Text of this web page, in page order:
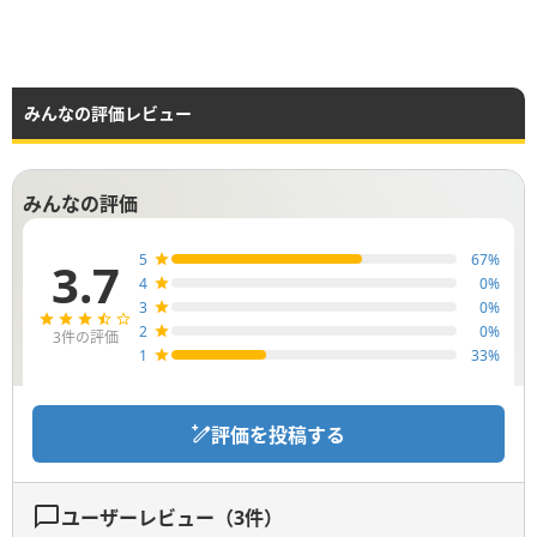
みんなの評価レビュー
みんなの評価
3.7
3件の評価
5 67%
4
0%
3
0%
2
0%
1
33%
評価を投稿する
ユーザーレビュー（3件）